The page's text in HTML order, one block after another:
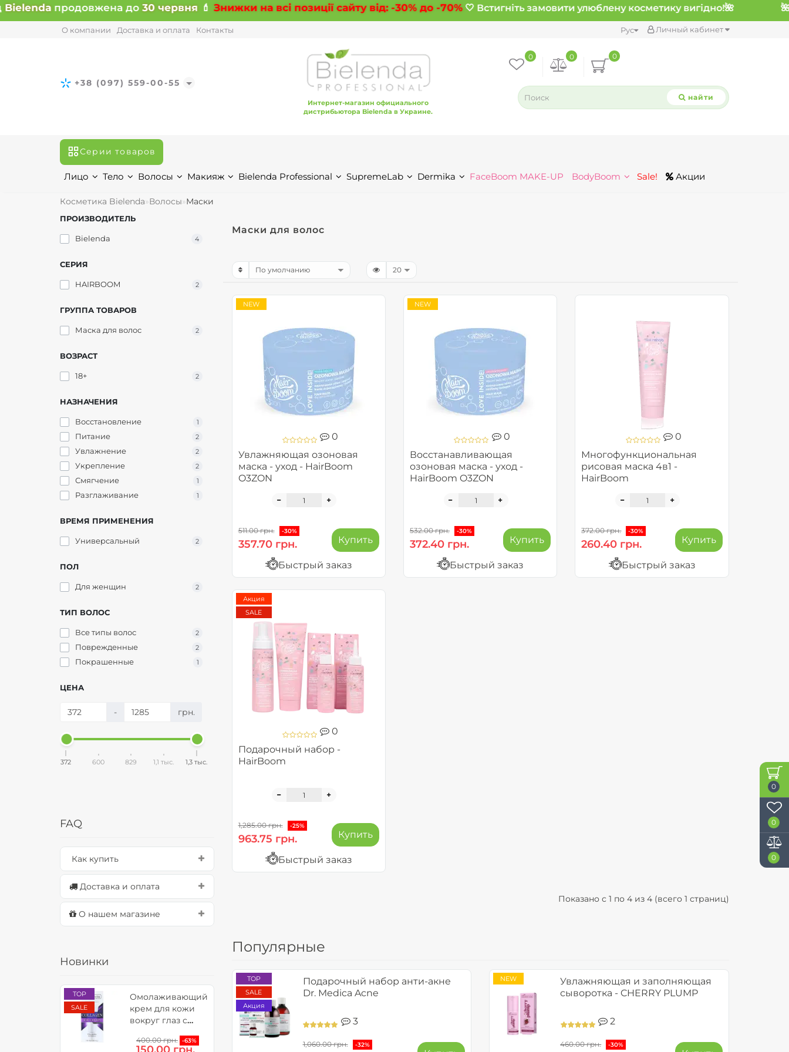
продовжена до30 червня💄 Знижки на всі позиції сайту від:-30%до-70%🤍 Встигніть замовити улюблену косметику вигідно!🌺
0
0
0
Личный кабинет
Рус
О компании Доставка и оплата Контакты
+38 (097) 559-00-55
Интернет-магазин официального
дистрибьютора Bielenda в Украине.
0
0
0
найти
Серии товаров
Лицо Тело Волосы Макияж Bielenda Professional SupremeLab Dermika FaceBoom MAKE-UP BodyBoom Sale! Акции
Косметика Bielenda Волосы Маски
ПРОИЗВОДИТЕЛЬ
Bielenda 4
СЕРИЯ
HAIRBOOM 2
ГРУППА ТОВАРОВ
Маска для волос 2
ВОЗРАСТ
18+ 2
НАЗНАЧЕНИЯ
Восстановление 1
Питание 2
Увлажнение 2
Укрепление 2
Смягчение 1
Разглаживание 1
ВРЕМЯ ПРИМЕНЕНИЯ
Универсальный 2
ПОЛ
Для женщин 2
ТИП ВОЛОС
Все типы волос 2
Поврежденные 2
Покрашенные 1
ЦЕНА
- грн.
372 600 829 1,1 тыс. 1,3 тыс.
FAQ
Как купить
Доставка и оплата
О нашем магазине
Новинки
TOP
SALE
Омолаживающий
крем для кожи
вокруг глаз с
витамином С -
400.00 грн. -63%
Маски для волос
0
Увлажняющая озоновая
маска - уход - HairBoom
O3ZON
NEW
511.00 грн. -30%
357.70 грн. Купить
Быстрый заказ
0
Восстанавливающая
озоновая маска - уход -
HairBoom O3ZON
NEW
532.00 грн. -30%
372.40 грн. Купить
Быстрый заказ
0
Многофункциональная
рисовая маска 4в1 -
HairBoom
372.00 грн. -30%
260.40 грн. Купить
Быстрый заказ
0
Подарочный набор -
HairBoom
Акция
SALE
1,285.00 грн. -25%
963.75 грн. Купить
Быстрый заказ
Показано с 1 по 4 из 4 (всего 1 страниц)
Популярные
TOP
SALE
Акция
Подарочный набор анти-акне
Dr. Medica Acne
3
1,060.00 грн. -32%
NEW
Увлажняющая и заполняющая
сыворотка - CHERRY PLUMP
2
460.00 грн. -30%